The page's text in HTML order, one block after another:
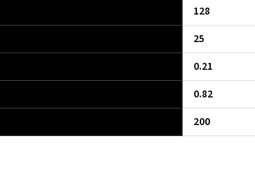
128
25
0.21
0.82
200